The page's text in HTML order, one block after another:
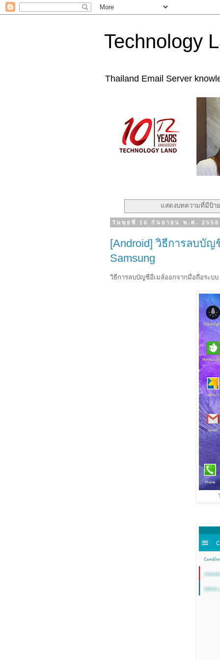
Technology
Thailand Email Server
แสดงบทความที่มีป้า
วันพุธที่ 16 กันยายน พ.ศ. 2558
[Android] วิธีการลบบั
Samsung
วิธีการลบบัญชีอีเมล์ออกจากมือถือระบบ